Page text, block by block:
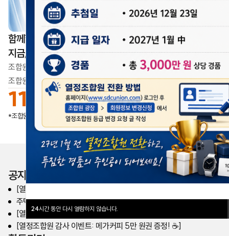
24시간 동안 다시 열람하지 않습니다.
함께할수록 더 단단해집니다
지금, 우리의 목소리가 모이고 있습니다
조합원이 만드는 변화,
조합원이 만드는 삼성디스플레이의 내일
11,296명
*조합원가입 수 업데이트일2026.08.07
공지사항
[열린노동조합] 주거안정 대출 제도 안내
주택안정대출 시행 여부 전조합원 투표 결과 공유
[열정조합원 전환 이벤트] 총 3,000만원 상당 경품 준비
[열정조합원 감사 이벤트: 메가커피 5만 원권 증정! ☕️]